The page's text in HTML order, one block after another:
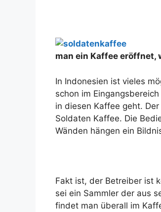
man ein Kaffee eröffnet,
In Indonesien ist vieles
schon im
in diesen Kaffee geht.
Soldaten Kaffee. Die
Wänden hängen ein
Fakt ist, der Betreiber ist
sei ein Sammler der aus
findet man überall im